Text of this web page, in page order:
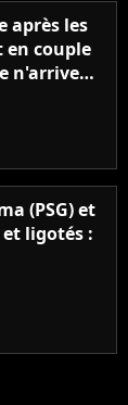
après les
couple
n'arrive
(PSG) et
ligotés :